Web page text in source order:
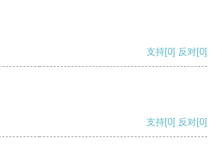
支持[0] 反对[0]
支持[0] 反对[0]